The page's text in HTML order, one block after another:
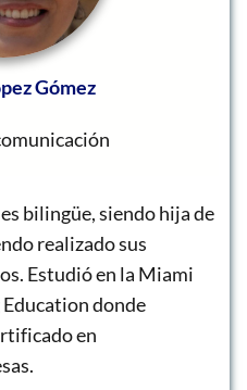
Gómez
bilingüe, siendo hija de
realizado sus
Estudió en la Miami
donde
en